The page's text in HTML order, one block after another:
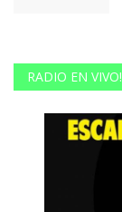
RADIO EN VIVO!